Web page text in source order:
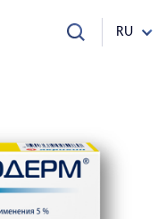
RU